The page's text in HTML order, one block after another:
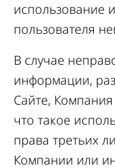
использование
пользователя
В случае
информации,
Сайте,
что такое
права третьих
Компании или